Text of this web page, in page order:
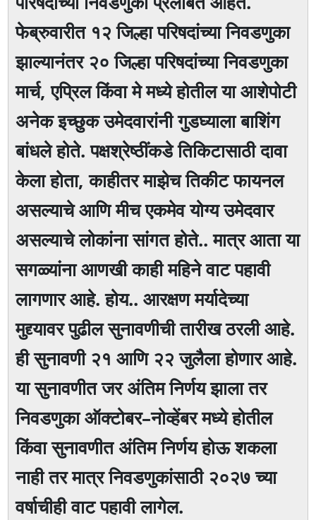
फेब्रुवारीत १२ जिल्हा परिषदांच्या निवडणुका
झाल्यानंतर २० जिल्हा परिषदांच्या निवडणुका
मार्च, एप्रिल किंवा मे मध्ये होतील या आशेपोटी
अनेक इच्छुक उमेदवारांनी गुडघ्याला बाशिंग
बांधले होते. पक्षश्रेष्ठींकडे तिकिटासाठी दावा
केला होता, काहीतर माझेच तिकीट फायनल
असल्याचे आणि मीच एकमेव योग्य उमेदवार
असल्याचे लोकांना सांगत होते.. मात्र आता या
सगळ्यांना आणखी काही महिने वाट पहावी
लागणार आहे. होय.. आरक्षण मर्यादेच्या
मुद्द्यावर पुढील सुनावणीची तारीख ठरली आहे.
ही सुनावणी २१ आणि २२ जुलैला होणार आहे.
या सुनावणीत जर अंतिम निर्णय झाला तर
निवडणुका ऑक्टोबर–नोव्हेंबर मध्ये होतील
किंवा सुनावणीत अंतिम निर्णय होऊ शकला
नाही तर मात्र निवडणुकांसाठी २०२७ च्या
वर्षाचीही वाट पहावी लागेल.